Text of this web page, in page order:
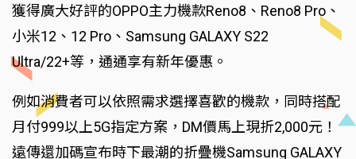
獲得廣大好評的OPPO主力機款Reno8、Reno8 Pro、
小米12、12 Pro、Samsung GALAXY S22
Ultra/22+等，通通享有新年優惠。
例如消費者可以依照需求選擇喜歡的機款，同時搭配
月付999以上5G指定方案，DM價馬上現折2,000元！
遠傳還加碼宣布時下最潮的折疊機Samsung GALAXY